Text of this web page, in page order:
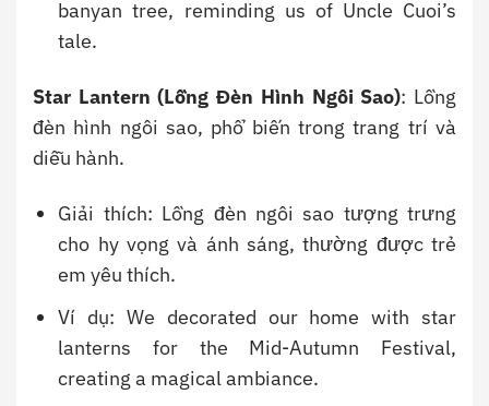
banyan tree, reminding us of Uncle Cuoi’s
tale.
Star Lantern (Lồng Đèn Hình Ngôi Sao): Lồng
đèn hình ngôi sao, phổ biến trong trang trí và
diễu hành.
Giải thích: Lồng đèn ngôi sao tượng trưng
cho hy vọng và ánh sáng, thường được trẻ
em yêu thích.
Ví dụ: We decorated our home with star
lanterns for the Mid-Autumn Festival,
creating a magical ambiance.